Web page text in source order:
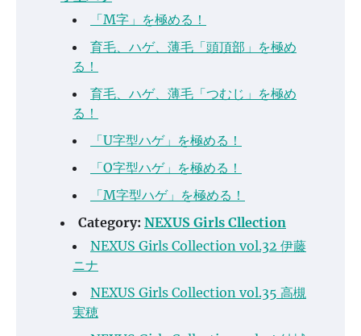
「M字」を極める！
育毛、ハゲ、薄毛「頭頂部」を極め
る！
育毛、ハゲ、薄毛「つむじ」を極め
る！
「U字型ハゲ」を極める！
「O字型ハゲ」を極める！
「M字型ハゲ」を極める！
Category: NEXUS Girls Cllection
NEXUS Girls Collection vol.32 伊藤
ニナ
NEXUS Girls Collection vol.35 高槻
実穂